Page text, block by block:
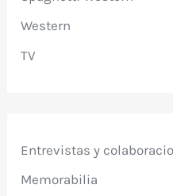
Western
TV
Entrevistas y
Memorabilia